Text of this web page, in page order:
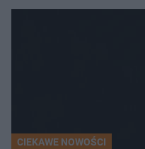
CIEKAWE NOWOŚCI